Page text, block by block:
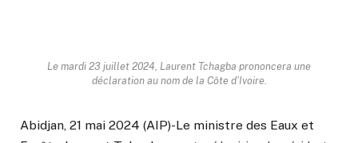
Le mardi 23 juillet 2024, Laurent Tchagba prononcera une
déclaration au nom de la Côte d'Ivoire.
Abidjan, 21 mai 2024 (AIP)-Le ministre des Eaux et